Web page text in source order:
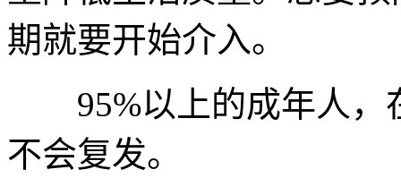
期就要开始介入。
95%以上的成年人，
不会复发。